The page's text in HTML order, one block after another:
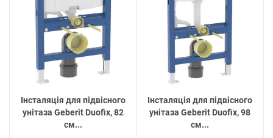
Інсталяція для підвісного
унітаза Geberit Duofix, 82
см...
Інсталяція для підвісного
унітаза Geberit Duofix, 98
см...